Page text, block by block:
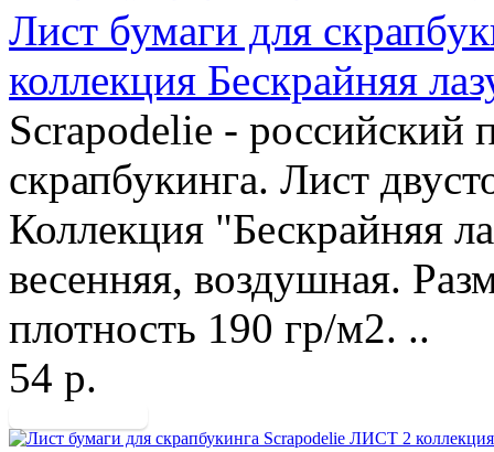
Лист бумаги для
коллекция Бескрайняя
Scrapodelie - российский
скрапбукинга. Лист
Коллекция "Бескрайняя
весенняя, воздушная.
плотность 190 гр/м2. ..
54 р.